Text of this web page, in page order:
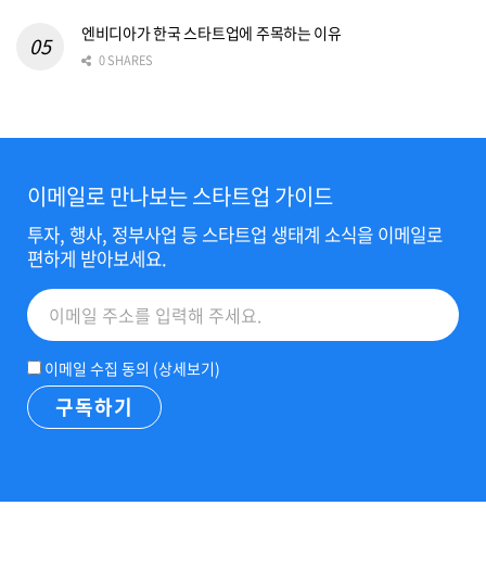
엔비디아가 한국 스타트업에 주목하는 이유
0 SHARES
이메일로 만나보는 스타트업 가이드
투자, 행사, 정부사업 등 스타트업 생태계 소식을 이메일로
편하게 받아보세요.
이메일 수집 동의 (상세보기)